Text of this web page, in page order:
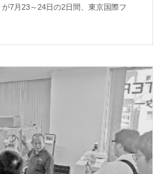
7月23～24日の2日間、東京国際フ